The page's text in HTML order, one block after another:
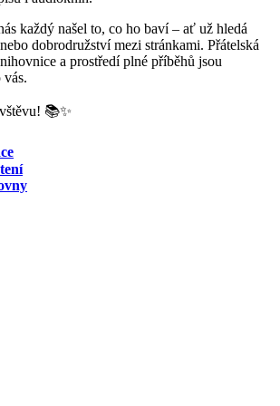
každý našel to, co ho baví – ať už hledá
dobrodružství mezi stránkami. Přátelská
a prostředí plné příběhů jsou
📚✨